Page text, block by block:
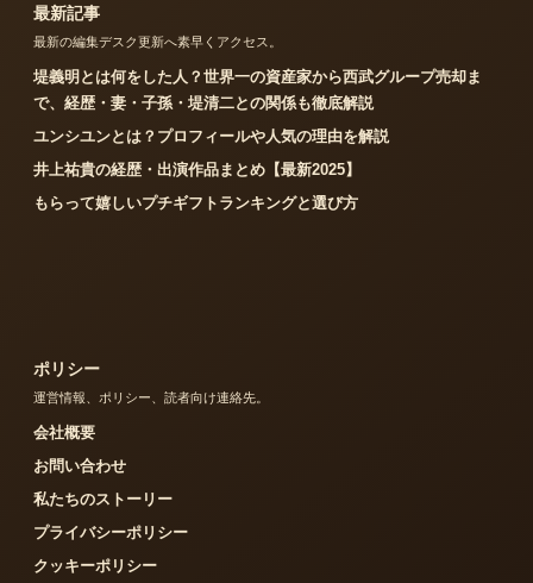
最新記事
最新の編集デスク更新へ素早くアクセス。
堤義明とは何をした人？世界一の資産家から西武グループ売却ま
で、経歴・妻・子孫・堤清二との関係も徹底解説
ユンシユンとは？プロフィールや人気の理由を解説
井上祐貴の経歴・出演作品まとめ【最新2025】
もらって嬉しいプチギフトランキングと選び方
ポリシー
運営情報、ポリシー、読者向け連絡先。
会社概要
お問い合わせ
私たちのストーリー
プライバシーポリシー
クッキーポリシー